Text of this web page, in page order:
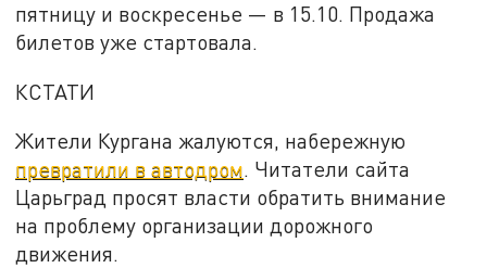
пятницу и воскресенье — в 15.10. Продажа
билетов уже стартовала.
КСТАТИ
Жители Кургана жалуются, набережную
превратили в автодром. Читатели сайта
Царьград просят власти обратить внимание
на проблему организации дорожного
движения.